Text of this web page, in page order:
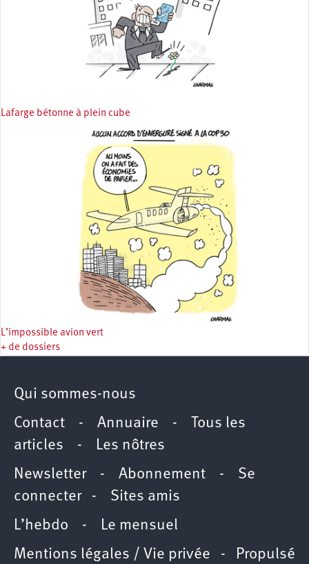
Lafarge bétonne à plein cube
L’impossible avion vert
+ de dossiers
Qui sommes-nous
Contact - Annuaire -
Tous les
articles - Les nôtres
Newsletter- Abonnement - Se
connecter- Sites amis
L’hebdo - Le mensuel
Mentions légales / Vie privée - Propulsé